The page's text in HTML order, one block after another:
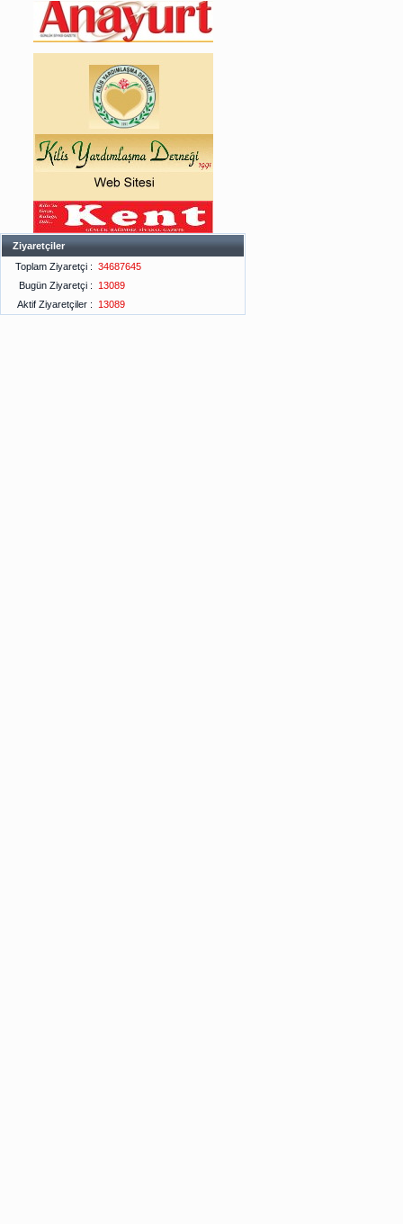
Ziyaretçiler
Toplam Ziyaretçi : 34687645
Bugün Ziyaretçi :
13089
Aktif Ziyaretçiler :
13089